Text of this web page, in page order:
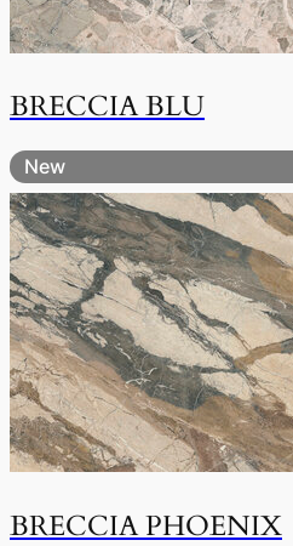
BRECCIA BLU
New
BRECCIA PHOENIX